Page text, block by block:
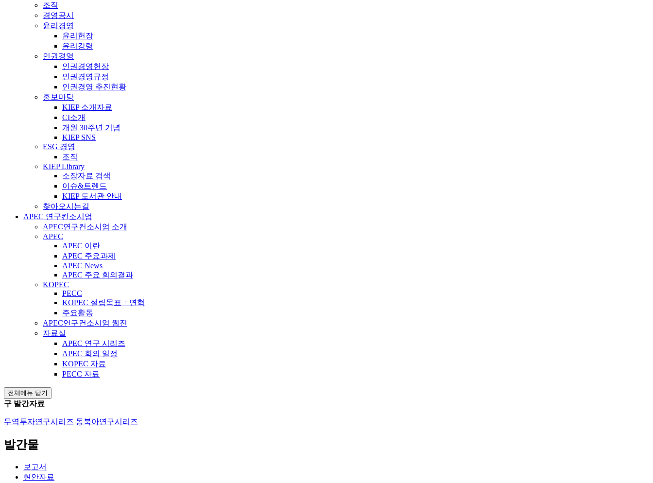
조직
경영공시
윤리경영
윤리헌장
윤리강령
인권경영
인권경영헌장
인권경영규정
인권경영 추진현황
홍보마당
KIEP 소개자료
CI소개
개원 30주년 기념
KIEP SNS
ESG 경영
조직
KIEP Library
소장자료 검색
이슈&트렌드
KIEP 도서관 안내
찾아오시는길
APEC 연구컨소시엄
APEC연구컨소시엄 소개
APEC
APEC 이란
APEC 주요과제
APEC News
APEC 주요 회의결과
KOPEC
PECC
KOPEC 설립목표ㆍ연혁
주요활동
APEC연구컨소시엄 웹진
자료실
APEC 연구 시리즈
APEC 회의 일정
KOPEC 자료
PECC 자료
전체메뉴 닫기
구 발간자료
무역투자연구시리즈 동북아연구시리즈
발간물
보고서
현안자료